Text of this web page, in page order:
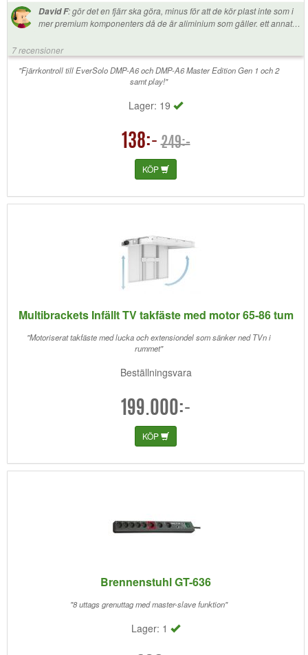
David F:gör det en fjärr ska göra, minus för att de kör plast inte som i
mer premium komponenters då de är aliminium som gäller. ett annat
med den med min master edition pga kampanj men borde va
standard.
7 recensioner
"Fjärrkontroll till EverSolo DMP-A6 och DMP-A6 Master Edition Gen 1 och 2
samt play!"
Lager: 19
138:- 249:-
KÖP
Multibrackets Infällt TV takfäste med motor 65-86 tum
"Motoriserat takfäste med lucka och extensiondel som sänker ned TVn i
rummet"
Beställningsvara
199.000:-
KÖP
Brennenstuhl GT-636
"8 uttags grenuttag med master-slave funktion"
Lager: 1